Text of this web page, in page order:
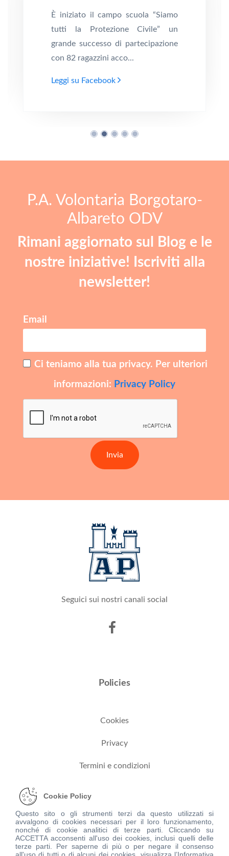
È iniziato il campo scuola “Siamo
tutti la Protezione Civile” un
grande successo di partecipazione
con 82 ragazzini acco...
Leggi su Facebook
P.A. Volontaria Borgotaro-
Albareto ODV
Rimani aggiornato sul Blog e le
nostre iniziative! Iscriviti alla
newsletter!
Email
Ci teniamo alla tua privacy. Per ulteriori
informazioni: Privacy Policy
Invia
Seguici sui nostri canali social
Policies
Cookies
Privacy
Termini e condizioni
Dove trovarci
Via Torresana, 2 - 43043 Borgo val di taro (PR)
Cookie Policy
Questo sito o gli strumenti terzi da questo utilizzati si
avvalgono di cookies necessari per il loro funzionamento,
nonché di cookie analitici di terze parti. Cliccando su
ACCETTA acconsenti all'uso dei cookies, inclusi quelli delle
terze parti. Per saperne di più o per negare il consenso